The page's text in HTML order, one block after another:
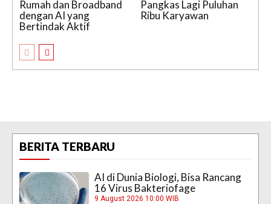
Rumah dan Broadband
dengan AI yang
Bertindak Aktif
Pangkas Lagi Puluhan
Ribu Karyawan
BERITA TERBARU
AI di Dunia Biologi, Bisa Rancang
16 Virus Bakteriofage
9 August 2026 10:00 WIB